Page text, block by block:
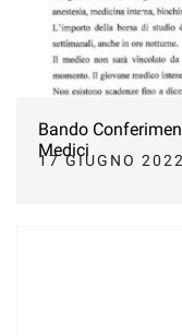
Bando
Medici
17 GIUGNO 2022